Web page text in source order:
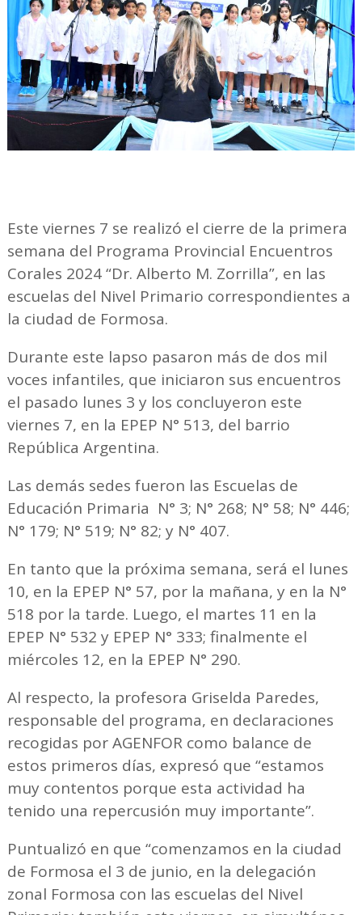
Este viernes 7 se realizó el cierre de la primera
semana del Programa Provincial Encuentros
Corales 2024 “Dr. Alberto M. Zorrilla”, en las
escuelas del Nivel Primario correspondientes a
la ciudad de Formosa.
Durante este lapso pasaron más de dos mil
voces infantiles, que iniciaron sus encuentros
el pasado lunes 3 y los concluyeron este
viernes 7, en la EPEP N° 513, del barrio
República Argentina.
Las demás sedes fueron las Escuelas de
Educación Primaria N° 3; N° 268; N° 58; N° 446;
N° 179; N° 519; N° 82; y N° 407.
En tanto que la próxima semana, será el lunes
10, en la EPEP N° 57, por la mañana, y en la N°
518 por la tarde. Luego, el martes 11 en la
EPEP N° 532 y EPEP N° 333; finalmente el
miércoles 12, en la EPEP N° 290.
Al respecto, la profesora Griselda Paredes,
responsable del programa, en declaraciones
recogidas por AGENFOR como balance de
estos primeros días, expresó que “estamos
muy contentos porque esta actividad ha
tenido una repercusión muy importante”.
Puntualizó en que “comenzamos en la ciudad
de Formosa el 3 de junio, en la delegación
zonal Formosa con las escuelas del Nivel